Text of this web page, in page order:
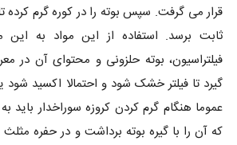
قرار می گرفت. سپس بوته را در کوره گرم
ثابت برسد. استفاده از این مواد به
فیلتراسیون، بوته حلزونی و محتوای آن در
گیرد تا فیلتر خشک شود و احتمالا اکسید
عموما هنگام گرم کردن کروزه سوراخدار باید
که آن را با گیره بوته برداشت و در حفره